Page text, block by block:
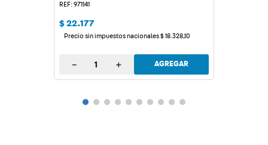
REF: 971141
$22.177
Precio sin impuestos nacionales$18 328,10
＋
－ AGREGAR